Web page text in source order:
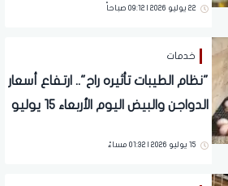
22 يوليو 2026 | 09:12 صباحاً
خدمات
"نظام الطيبات تأثيره راح".. ارتفاع أسعار
الدواجن والبيض اليوم الأربعاء 15 يوليو
15 يوليو 2026 | 01:32 مساءً